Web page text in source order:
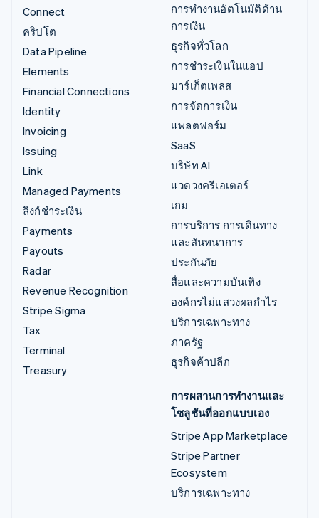
Connect
คริปโต
Data Pipeline
Elements
Financial Connections
Identity
Invoicing
Issuing
Link
Managed Payments
ลิงก์ชำระเงิน
Payments
Payouts
Radar
Revenue Recognition
Stripe Sigma
Tax
Terminal
Treasury
การทำงานอัตโนมัติด้าน
การเงิน
ธุรกิจทั่วโลก
การชำระเงินในแอป
มาร์เก็ตเพลส
การจัดการเงิน
แพลตฟอร์ม
SaaS
บริษัท AI
แวดวงครีเอเตอร์
เกม
การบริการ การเดินทาง
และสันทนาการ
ประกันภัย
สื่อและความบันเทิง
องค์กรไม่แสวงผลกำไร
บริการเฉพาะทาง
ภาครัฐ
ธุรกิจค้าปลีก
การผสานการทำงานและ
โซลูชันที่ออกแบบเอง
Stripe App Marketplace
Stripe Partner
Ecosystem
บริการเฉพาะทาง